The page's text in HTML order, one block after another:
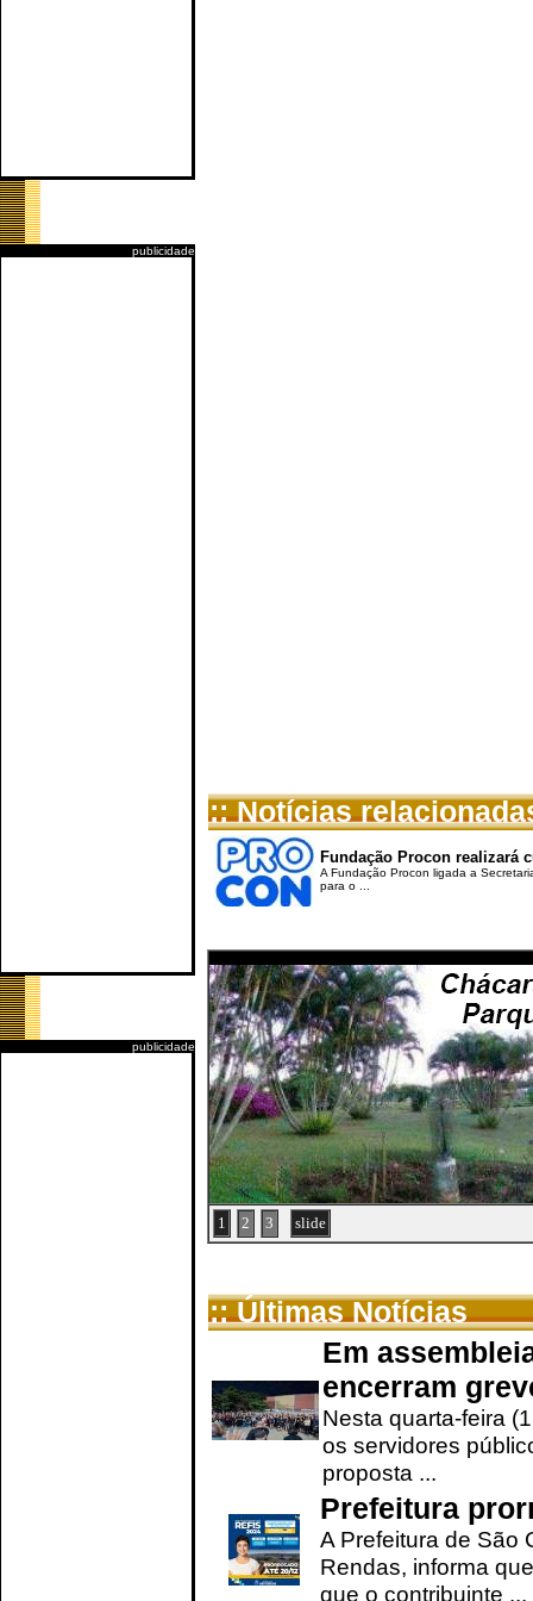
publicidade
publicidade
:: Notícias
Fundação Procon realizará
A Fundação Procon ligada a
para o ...
1 2 3 slide
:: Últimas Notícias
Em
encerram
Nesta quarta-feira
os servidores
proposta ...
Prefeitura
A Prefeitura de São
Rendas, informa
que o contribuinte ...